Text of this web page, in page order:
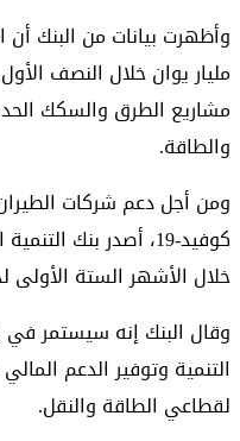
مليار يوان خلال النصف
مشاريع الطرق والسكك
والطاقة.
ومن أجل دعم شركات
خلال الأشهر الستة الأولى
وقال البنك إنه سيستمر في
التنمية وتوفير الدعم
لقطاعي الطاقة والنقل.